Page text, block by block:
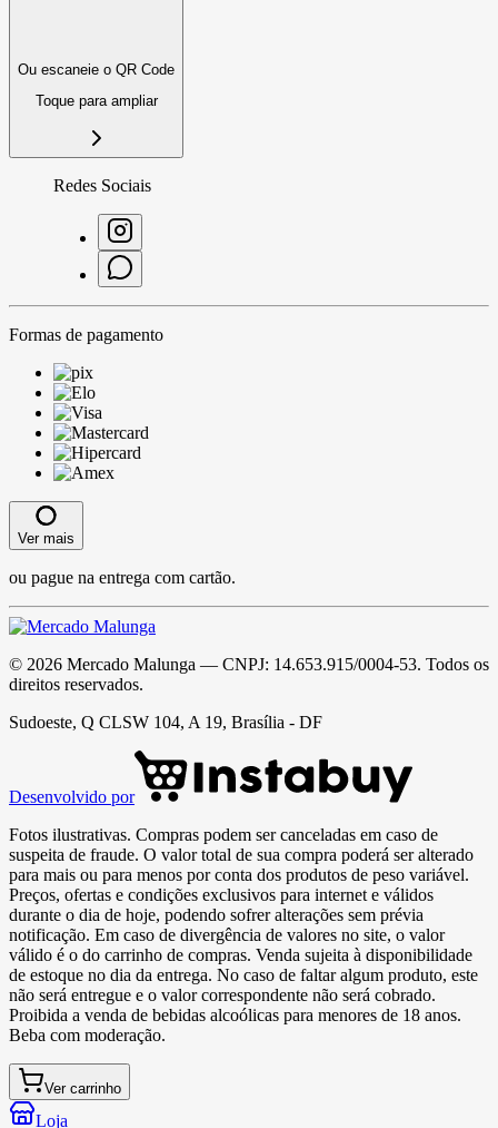
Ou escaneie o QR Code
Toque para ampliar
Redes Sociais
Formas de pagamento
Ver mais
ou pague na entrega com cartão.
© 2026 Mercado Malunga — CNPJ: 14.653.915/0004-53. Todos os
direitos reservados.
Sudoeste, Q CLSW 104, A 19, Brasília - DF
Desenvolvido por
Fotos ilustrativas. Compras podem ser canceladas em caso de
suspeita de fraude. O valor total de sua compra poderá ser alterado
para mais ou para menos por conta dos produtos de peso variável.
Preços, ofertas e condições exclusivos para internet e válidos
durante o dia de hoje, podendo sofrer alterações sem prévia
notificação. Em caso de divergência de valores no site, o valor
válido é o do carrinho de compras. Venda sujeita à disponibilidade
de estoque no dia da entrega. No caso de faltar algum produto, este
não será entregue e o valor correspondente não será cobrado.
Proibida a venda de bebidas alcoólicas para menores de 18 anos.
Beba com moderação.
Ver carrinho
Loja